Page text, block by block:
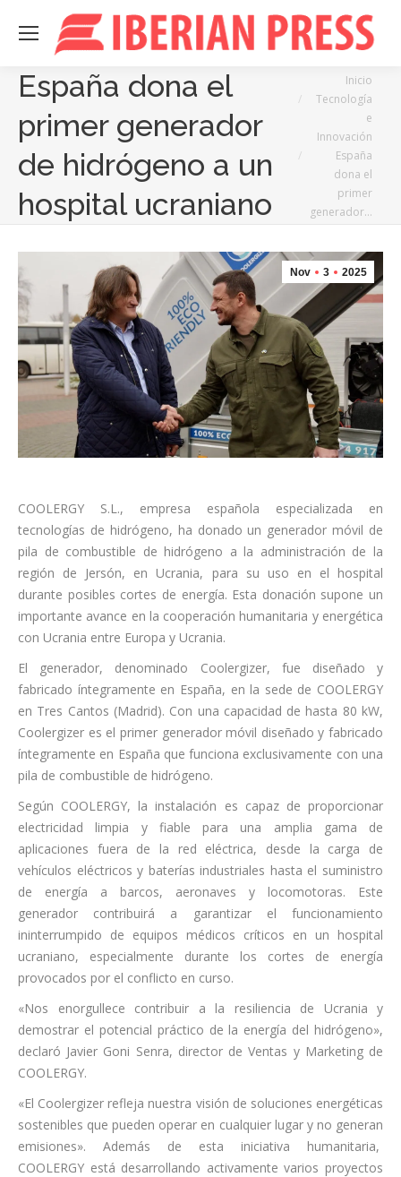
España dona el
primer generador
de hidrógeno a un
hospital ucraniano
Inicio
Tecnología
e
Innovación
España
dona el
primer
generador…
Nov 3 2025
COOLERGY S.L., empresa española especializada en
tecnologías de hidrógeno, ha donado un generador móvil de
pila de combustible de hidrógeno a la administración de la
región de Jersón, en Ucrania, para su uso en el hospital
durante posibles cortes de energía. Esta donación supone un
importante avance en la cooperación humanitaria y energética
con Ucrania entre Europa y Ucrania.
El generador, denominado Coolergizer, fue diseñado y
fabricado íntegramente en España, en la sede de COOLERGY
en Tres Cantos (Madrid). Con una capacidad de hasta 80 kW,
Coolergizer es el primer generador móvil diseñado y fabricado
íntegramente en España que funciona exclusivamente con una
pila de combustible de hidrógeno.
Según COOLERGY, la instalación es capaz de proporcionar
electricidad limpia y fiable para una amplia gama de
aplicaciones fuera de la red eléctrica, desde la carga de
vehículos eléctricos y baterías industriales hasta el suministro
de energía a barcos, aeronaves y locomotoras. Este
generador contribuirá a garantizar el funcionamiento
ininterrumpido de equipos médicos críticos en un hospital
ucraniano, especialmente durante los cortes de energía
provocados por el conflicto en curso.
«Nos enorgullece contribuir a la resiliencia de Ucrania y
demostrar el potencial práctico de la energía del hidrógeno»,
declaró Javier Goni Senra, director de Ventas y Marketing de
COOLERGY.
«El Coolergizer refleja nuestra visión de soluciones energéticas
sostenibles que pueden operar en cualquier lugar y no generan
emisiones». Además de esta iniciativa humanitaria,
COOLERGY está desarrollando activamente varios proyectos